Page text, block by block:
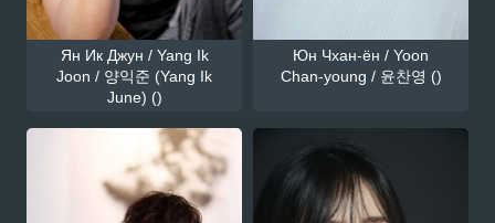
Ян Ик Джун / Yang Ik
Joon / 양익준 (Yang Ik
June) ()
Юн Чхан-ён / Yoon
Chan-young / 윤찬영 ()